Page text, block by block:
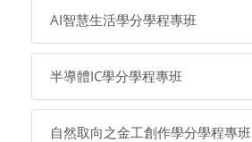
AI智慧生活學分學程專班
半導體IC學分學程專班
自然取向之金工創作學分學程專班